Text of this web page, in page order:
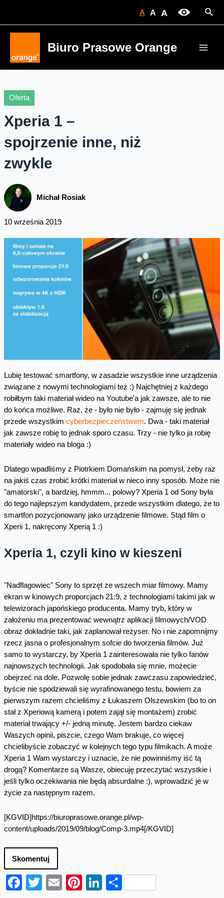
A A A
Biuro Prasowe Orange
Oferta
Xperia 1 –
spojrzenie inne, niż
zwykle
Michał Rosiak
10 września 2019
Lubię testować smartfony, w zasadzie wszystkie inne urządzenia
związane z nowymi technologiami też :) Najchętniej z każdego
robiłbym taki materiał wideo na Youtube'a jak zawsze, ale to nie
do końca możliwe. Raz, że - było nie było - zajmuję się jednak
przede wszystkim cyberbezpieczeństwem. Dwa - taki materiał
jak zawsze robię to jednak sporo czasu. Trzy - nie tylko ja robię
materiały wideo na bloga :)
Dlatego wpadliśmy z Piotrkiem Domańskim na pomysł, żeby raz
na jakiś czas zrobić krótki materiał w nieco inny sposób. Może nie
"amatorski", a bardziej, hmmm... polowy? Xperia 1 od Sony była
do tego najlepszym kandydatem, przede wszystkim dlatego, że to
smartfon pozycjonowany jako urządzenie filmowe. Stąd film o
Xperii 1, nakręcony Xperią 1 :)
Xperia 1, czyli kino w kieszeni
"Nadflagowiec" Sony to sprzęt ze wszech miar filmowy. Mamy
ekran w kinowych proporcjach 21:9, z technologiami takimi jak w
telewizorach japońskiego producenta. Mamy tryb, który w
założeniu ma prezentować wewnątrz aplikacji filmowych/VOD
obraz dokładnie taki, jak zaplanował reżyser. No i nie zapomnijmy
rzecz jasna o profesjonalnym sofcie do tworzenia filmów. Już
samo to wystarczy, by Xperia 1 zainteresowała nie tylko fanów
najnowszych technologii. Jak spodobała się mnie, możecie
obejrzeć na dole. Pozwolę sobie jednak zawczasu zapowiedzieć,
byście nie spodziewali się wyrafinowanego testu, bowiem za
pierwszym razem chcieliśmy z Łukaszem Olszewskim (bo to on
stał z Xperiową kamerą i potem zajął się montażem) zrobić
materiał trwający +/- jedną minutę. Jestem bardzo ciekaw
Waszych opinii, piszcie, czego Wam brakuje, co więcej
chcielibyście zobaczyć w kolejnych tego typu filmikach. A może
Xperia 1 Wam wystarczy i uznacie, że nie powinniśmy iść tą
drogą? Komentarze są Wasze, obiecuję przeczytać wszystkie i
jeśli tylko oczekiwania nie będą absurdalne :), wprowadzić je w
życie za następnym razem.
[KGVID]https://biuroprasowe.orange.pl/wp-
content/uploads/2019/09/blog/Comp-3.mp4[/KGVID]
Skomentuj
Facebook
Twitter
EmailPinterest
LinkedIn
Share